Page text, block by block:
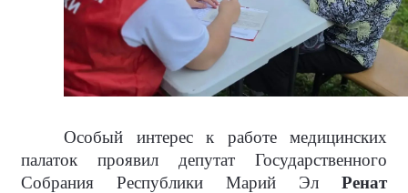
Особый интерес к работе медицинских
палаток проявил депутат Государственного
Собрания Республики Марий Эл Ренат